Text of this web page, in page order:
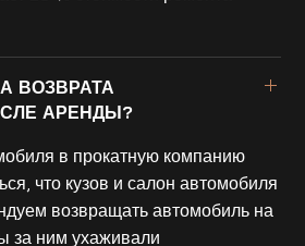
ВОЗВРАТА
АРЕНДЫ?
в прокатную компанию
что кузов и салон автомобиля
возвращать автомобиль на
за ним ухаживали